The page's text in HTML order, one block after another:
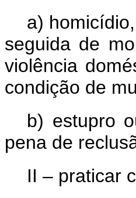
a)
seguida de
violência
condição de
b) estupro
pena de
II – praticar